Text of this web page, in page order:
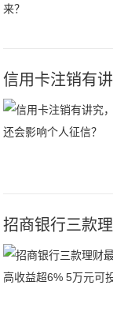
信用卡注销有
招商银行三款